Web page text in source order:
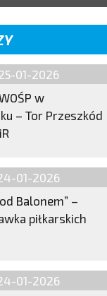
01-2026
w
– Tor Przeszkód
01-2026
Balonem” –
piłkarskich
01-2026